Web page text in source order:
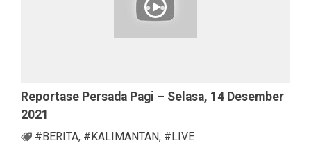
Reportase Persada Pagi – Selasa, 14 Desember
2021
#BERITA, #KALIMANTAN, #LIVE